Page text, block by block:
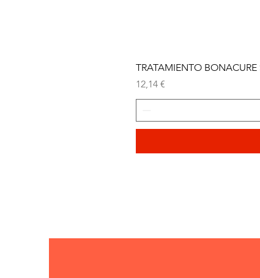
TRATAMIENTO
Precio
12,14 €